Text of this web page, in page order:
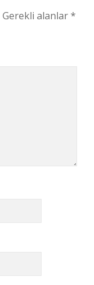
Gerekli alanlar*